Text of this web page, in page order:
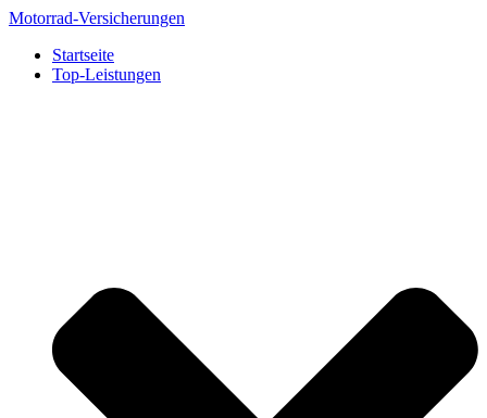
Zum
springen
Motorrad-Versicherungen
Startseite
Top-Leistungen